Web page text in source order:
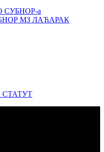
а
МЗ ЛАЋАРАК
СТАТУТ